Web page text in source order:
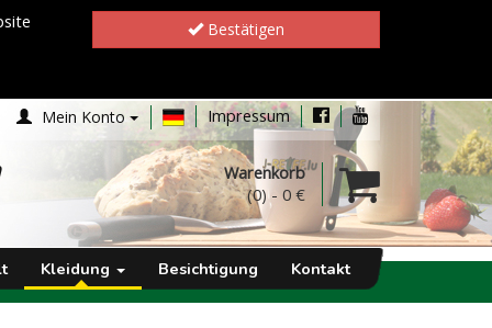
Bestätigen
Mein Konto Impressum
Warenkorb
(0)- 0 €
Kleidung Besichtigung Kontakt